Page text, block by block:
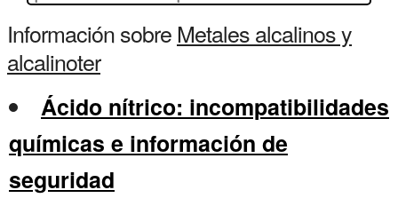
Información sobreMetales alcalinos y
alcalinoter
Ácido nítrico: incompatibilidades
químicas e información de
seguridad